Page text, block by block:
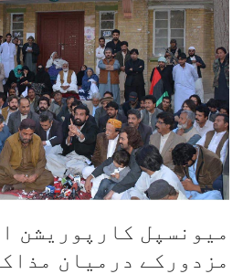
میونسپل کارپوریشن
مزدورکے درمیان